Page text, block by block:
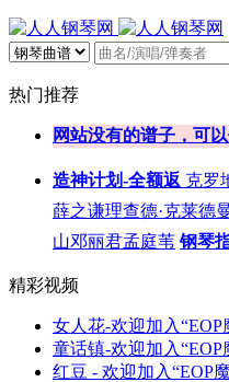
热门推荐
网站没有的谱子，可以
造神计划-全额返 克罗
薛之谦理查德·克莱德
山邓丽君孟庭苇 钢琴
精彩视频
女人花-欢迎加入“EOP
童话镇-欢迎加入“EOP
红豆 - 欢迎加入“EOP